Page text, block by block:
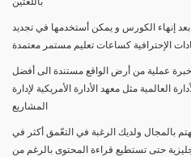
إنهاء الكورس و يمكن أستخدمها في تجديد
الإحترافية كساعات تعليم مستمر معتمدة
عملية من أرض الواقع مستندة الى أفضل
العالمية مثل معهد الأدارة الأمريكية لإدارة
المشاريع
بالمجال ولديك الرغبة في التعّمق أكثر في
حتى تستطيع قراءة المحتوى بالرغم من